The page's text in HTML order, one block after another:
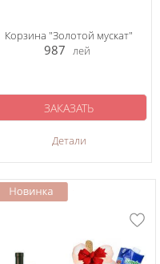
Корзина "Золотой мускат"
987 лей
Детали
ЗАКАЗАТЬ